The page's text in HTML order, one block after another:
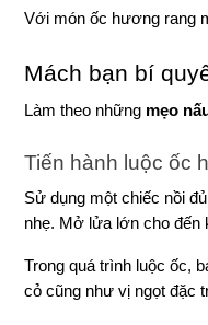
Với món ốc hương rang
Mách bạn bí
Làm theo những mẹo
Tiến hành luộc ốc
Sử dụng một chiếc nồi
nhẹ. Mở lửa lớn cho đến
Trong quá trình luộc ốc,
cỏ cũng như vị ngọt đặc